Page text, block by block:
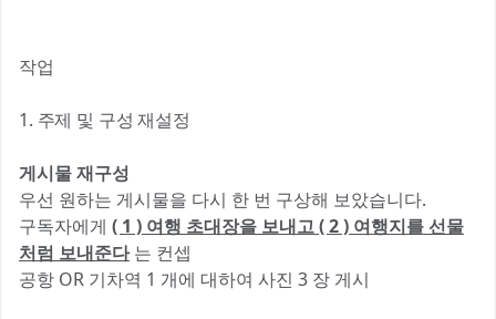
작업
1. 주제 및 구성 재설정
게시물 재구성
우선 원하는 게시물을 다시 한 번 구상해 보았습니다.
구독자에게 ( 1 ) 여행 초대장을 보내고 ( 2 ) 여행지를 선물
처럼 보내준다는 컨셉
공항 OR 기차역 1 개에 대하여 사진 3 장 게시